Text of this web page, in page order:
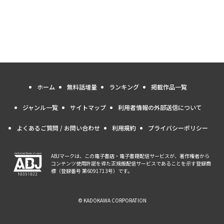
ホーム 無料話増量 ランキング 掲載作品一覧
ジャンル一覧 サイトマップ 利用者情報の外部送信について
よくあるご質問 / お問い合わせ 利用規約 プライバシーポリシー
ABJマークは、この電子書店・電子書籍配信サービスが、著作権者から
コンテンツ使用許諾を得た正規版配信サービスであることを示す登録商
標（登録番号 第6091713号）です。
© KADOKAWA CORPORATION